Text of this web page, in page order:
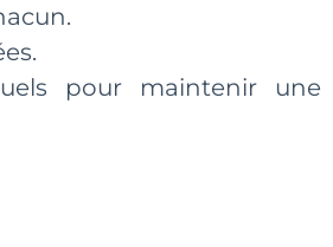
pour maintenir une